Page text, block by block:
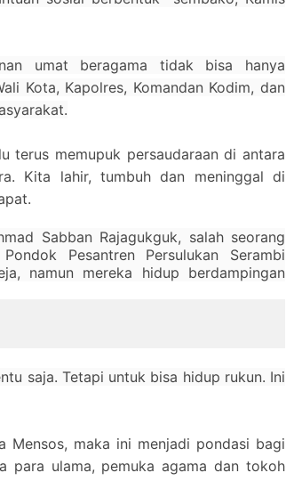
umat beragama tidak bisa hanya
Kota, Kapolres, Komandan Kodim, dan
terus memupuk persaudaraan di antara
Kita lahir, tumbuh dan meninggal di
Sabban Rajagukguk, salah seorang
Pesantren Persulukan Serambi
namun mereka hidup berdampingan
saja. Tetapi untuk bisa hidup rukun. Ini
Mensos, maka ini menjadi pondasi bagi
para ulama, pemuka agama dan tokoh